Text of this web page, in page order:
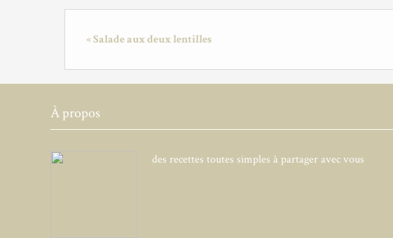
« Salade aux deux lentilles
À propos
des recettes toutes simples à partager avec vous